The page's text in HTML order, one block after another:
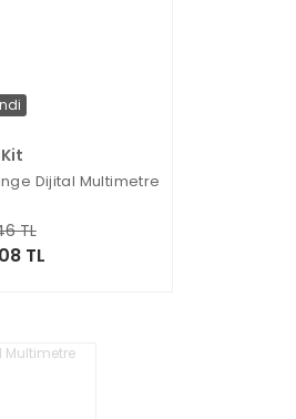
Dijital Multimetre
TL
TL